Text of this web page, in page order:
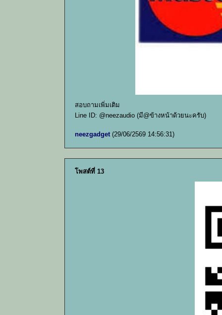
สอบถามเพิ่มเติม
Line ID: @neezaudio (มี@ข้างหน้าด้วยนะครับ)
neezgadget (29/06/2569 14:56:31)
โพสต์ที่ 13